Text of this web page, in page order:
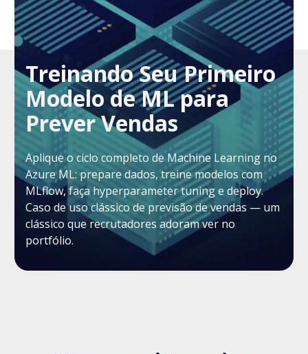
Treinando Seu Primeiro
Modelo de ML para
Prever Vendas
Aplique o ciclo completo de Machine Learning no
Azure ML: prepare dados, treine modelos com
MLflow, faça hyperparameter tuning e deploy.
Caso de uso clássico de previsão de vendas — um
clássico que recrutadores adoram ver no
portfólio.